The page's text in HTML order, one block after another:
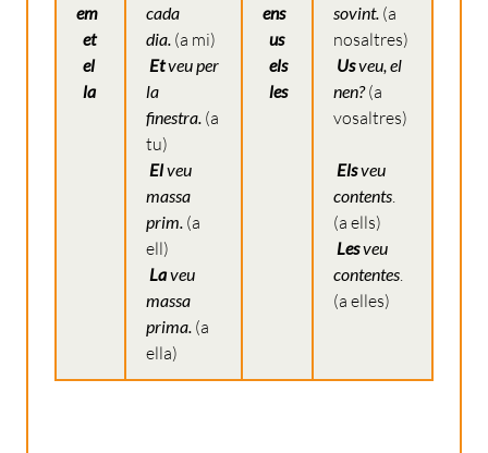
em
et
el
la
cada
dia. (a mi)
Etveu per
la
finestra. (a
tu)
Elveu
massa
prim. (a
ell)
Laveu
massa
prima. (a
ella)
ens
us
els
les
sovint. (a
nosaltres)
Usveu, el
nen?(a
vosaltres)
Elsveu
contents
(a ells)
Lesveu
contentes
(a elles)